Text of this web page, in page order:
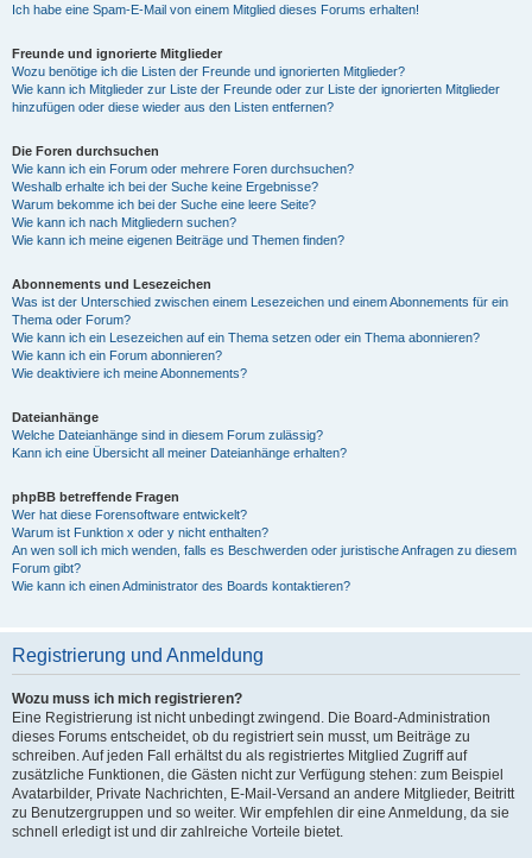
Ich habe eine Spam-E-Mail von einem Mitglied dieses Forums erhalten!
Freunde und ignorierte Mitglieder
Wozu benötige ich die Listen der Freunde und ignorierten Mitglieder?
Wie kann ich Mitglieder zur Liste der Freunde oder zur Liste der ignorierten Mitglieder
hinzufügen oder diese wieder aus den Listen entfernen?
Die Foren durchsuchen
Wie kann ich ein Forum oder mehrere Foren durchsuchen?
Weshalb erhalte ich bei der Suche keine Ergebnisse?
Warum bekomme ich bei der Suche eine leere Seite?
Wie kann ich nach Mitgliedern suchen?
Wie kann ich meine eigenen Beiträge und Themen finden?
Abonnements und Lesezeichen
Was ist der Unterschied zwischen einem Lesezeichen und einem Abonnements für ein
Thema oder Forum?
Wie kann ich ein Lesezeichen auf ein Thema setzen oder ein Thema abonnieren?
Wie kann ich ein Forum abonnieren?
Wie deaktiviere ich meine Abonnements?
Dateianhänge
Welche Dateianhänge sind in diesem Forum zulässig?
Kann ich eine Übersicht all meiner Dateianhänge erhalten?
phpBB betreffende Fragen
Wer hat diese Forensoftware entwickelt?
Warum ist Funktion x oder y nicht enthalten?
An wen soll ich mich wenden, falls es Beschwerden oder juristische Anfragen zu diesem
Forum gibt?
Wie kann ich einen Administrator des Boards kontaktieren?
Registrierung und Anmeldung
Wozu muss ich mich registrieren?
Eine Registrierung ist nicht unbedingt zwingend. Die Board-Administration
dieses Forums entscheidet, ob du registriert sein musst, um Beiträge zu
schreiben. Auf jeden Fall erhältst du als registriertes Mitglied Zugriff auf
zusätzliche Funktionen, die Gästen nicht zur Verfügung stehen: zum Beispiel
Avatarbilder, Private Nachrichten, E-Mail-Versand an andere Mitglieder, Beitritt
zu Benutzergruppen und so weiter. Wir empfehlen dir eine Anmeldung, da sie
schnell erledigt ist und dir zahlreiche Vorteile bietet.